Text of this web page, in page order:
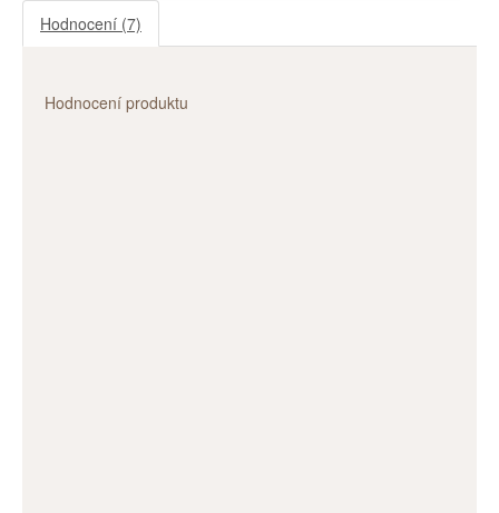
V košíku
Hodnocení (7)
Hodnocení produktu